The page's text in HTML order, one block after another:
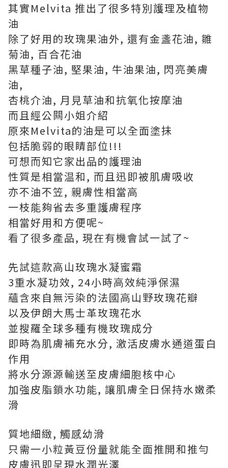
其實Melvita 推出了很多特別護理及植物
油
除了好用的玫瑰果油外, 還有金盞花油, 雛
菊油, 百合花油
黑草種子油, 堅果油, 牛油果油, 閃亮美膚
油,
杏桃介油, 月見草油和抗氧化按摩油
而且經公闗小姐介紹
原來Melvita的油是可以全面塗抺
包括脆弱的眼睛部位!!!
可想而知它家出品的護理油
性質是相當温和, 而且迅即被肌膚吸收
亦不油不笠, 親膚性相當高
一枝能夠省去多重護膚程序
相當好用和方便呢~
看了很多產品, 現在有機會試一試了~
先試這款高山玫瑰水凝蜜霜
3重水凝功效, 24小時高效純淨保濕
蘊含來自無污染的法國高山野玫瑰花瓣
以及伊朗大馬士革玫瑰花水
並搜羅全球多種有機玫瑰成分
即時為肌膚補充水分, 激活皮膚水通道蛋白
作用
將水分源源輸送至皮膚細胞核中心
加強皮脂鎖水功能, 讓肌膚全日保持水嫩柔
滑
質地細緻, 觸感幼滑
只需一小粒黃豆份量就能全面推開和推勻
皮膚迅即呈現水潤光澤